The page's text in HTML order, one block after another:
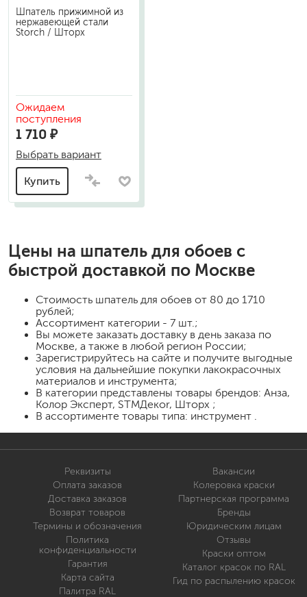
Шпатель прижимной из
нержавеющей стали
Storch / Шторх
Ожидаем
поступления
1 710 ₽
Выбрать вариант
Купить
Цены на шпатель для обоев с
быстрой доставкой по Москве
Стоимость шпатель для обоев от 80 до 1710
рублей;
Ассортимент категории - 7 шт.;
Вы можете заказать доставку в день заказа по
Москве, а также в любой регион России;
Зарегистрируйтесь на сайте и получите выгодные
условия на дальнейшие покупки лакокрасочных
материалов и инструмента;
В категории представлены товары брендов: Анза,
Колор Эксперт, STMДекor, Шторх ;
В ассортименте товары типа: инструмент .
Реквизиты
Оплата заказов
Доставка заказов
Возврат товаров
Термины и обозначения
Политика
конфиденциальности
Гарантия
Карта сайта
Палитра RAL
Вакансии
Колеровка краски
Партнерская программа
Бренды
Юридическим лицам
Отзывы
Краски оптом
Каталог красок по RAL
Гид по распылению красок